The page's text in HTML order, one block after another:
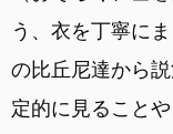
う、衣を丁寧に
の比丘尼達から
定的に見ること